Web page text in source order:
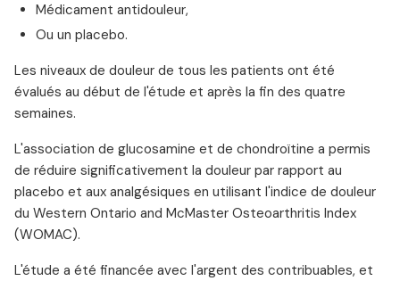
Médicament antidouleur,
Ou un placebo.
Les niveaux de douleur de tous les patients ont été
évalués au début de l'étude et après la fin des quatre
semaines.
L'association de glucosamine et de chondroïtine a permis
de réduire significativement la douleur par rapport au
placebo et aux analgésiques en utilisant l'indice de douleur
du Western Ontario and McMaster Osteoarthritis Index
(WOMAC).
L'étude a été financée avec l'argent des contribuables, et